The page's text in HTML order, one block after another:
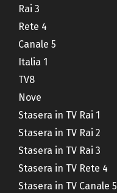
Rai 3
Rete 4
Canale 5
Italia 1
TV8
Nove
Stasera in TV Rai 1
Stasera in TV Rai 2
Stasera in TV Rai 3
Stasera in TV Rete 4
Stasera in TV Canale 5